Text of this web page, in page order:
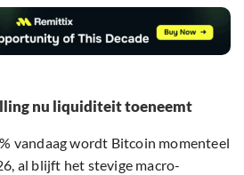
nu liquiditeit toeneemt
vandaag wordt Bitcoin momenteel
al blijft het stevige macro-